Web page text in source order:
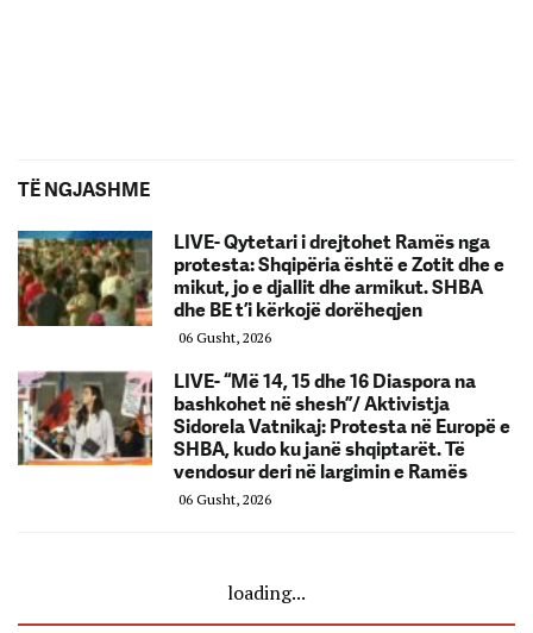
TË NGJASHME
LIVE- Qytetari i drejtohet Ramës nga
protesta: Shqipëria është e Zotit dhe e
mikut, jo e djallit dhe armikut. SHBA
dhe BE t’i kërkojë dorëheqjen
06 Gusht, 2026
LIVE- “Më 14, 15 dhe 16 Diaspora na
bashkohet në shesh”/ Aktivistja
Sidorela Vatnikaj: Protesta në Europë e
SHBA, kudo ku janë shqiptarët. Të
vendosur deri në largimin e Ramës
06 Gusht, 2026
loading...